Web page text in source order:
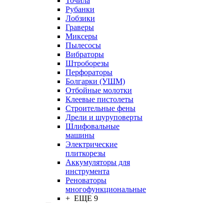
Рубанки
Лобзики
Граверы
Миксеры
Пылесосы
Вибраторы
Штроборезы
Перфораторы
Болгарки (УШМ)
Отбойные молотки
Клеевые пистолеты
Строительные фены
Дрели и шуруповерты
Шлифовальные
машины
Электрические
плиткорезы
Аккумуляторы для
инструмента
Реноваторы
многофункциональные
+ ЕЩЕ 9